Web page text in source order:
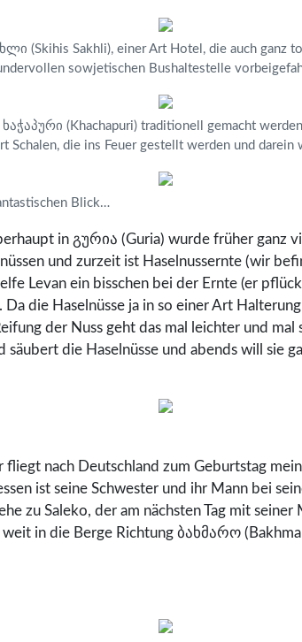
(Skihis Sakhli), einer Art Hotel, die auch ganz
sowjetischen Bushaltestelle
(Khachapuri) traditionell gemacht
Schalen, die ins Feuer gestellt werden und darein
Blick…
in გურია (Guria) wurde früher ganz
und zurzeit ist Haselnussernte (wir
Levan ein bisschen bei der Ernte (er
Da die Haselnüsse ja in so einer Art
der Nuss geht das mal leichter und mal
säubert die Haselnüsse und abends will sie
fliegt nach Deutschland zum Geburtstag
ist seine Schwester und ihr Mann bei
zu Saleko, der am nächsten Tag mit
weit in die Berge Richtung ბახმარო